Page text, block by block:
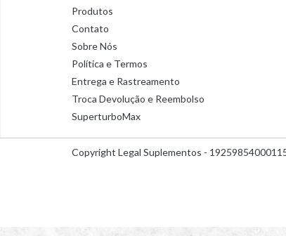
Produtos
Contato
Sobre Nós
Política e Termos
Entrega e Rastreamento
Troca Devolução e Reembolso
SuperturboMax
Copyright Legal Suplementos -